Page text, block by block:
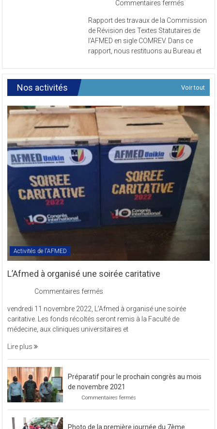
Commentaires fermés
des
travaux
de
la
de
Révision
Textes
Statutaires
de
l’AFMED
en
sigle
COMREV.
Rapport des travaux de la Commission
de Révision des Textes Statutaires de
l’AFMED en sigle COMREV. Dans ce
rapport, nous restituons au Bureau et
Nos activités Voir tout
Activités de l'AFMED
L’Afmed à organisé une soirée caritative
Commentaires fermés
à
organisé
une
vendredi 11 novembre 2022, L’Afmed à organisé une soirée
caritative. Les fonds récoltés seront remis à la Faculté de
médecine, aux cliniques universitaires et
Lire plus
Préparatif pour le prochain congrès au mois
de novembre 2021
Commentaires fermés
Photo de la première journée du 7ème